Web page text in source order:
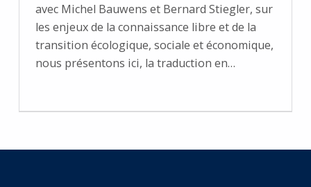
avec Michel Bauwens et Bernard Stiegler, sur
les enjeux de la connaissance libre et de la
transition écologique, sociale et économique,
nous présentons ici, la traduction en…